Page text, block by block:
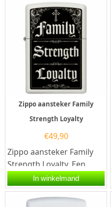
aan...
Zippo aansteker Family
Strength Loyalty
€49,90
Zippo aansteker Family
Strength Loyalty. Een
Zippo aansteker is een
kwalitatief goede
aansteker...
In winkelmand